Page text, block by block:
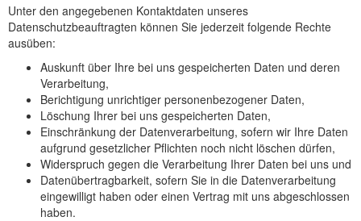
Unter den angegebenen Kontaktdaten unseres
Datenschutzbeauftragten können Sie jederzeit folgende Rechte
ausüben:
Auskunft über Ihre bei uns gespeicherten Daten und deren
Verarbeitung,
Berichtigung unrichtiger personenbezogener Daten,
Löschung Ihrer bei uns gespeicherten Daten,
Einschränkung der Datenverarbeitung, sofern wir Ihre Daten
aufgrund gesetzlicher Pflichten noch nicht löschen dürfen,
Widerspruch gegen die Verarbeitung Ihrer Daten bei uns und
Datenübertragbarkeit, sofern Sie in die Datenverarbeitung
eingewilligt haben oder einen Vertrag mit uns abgeschlossen
haben.